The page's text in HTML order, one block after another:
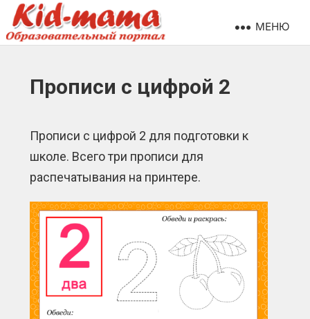
МЕНЮ
Прописи с цифрой 2
Прописи с цифрой 2 для подготовки к
школе. Всего три прописи для
распечатывания на принтере.